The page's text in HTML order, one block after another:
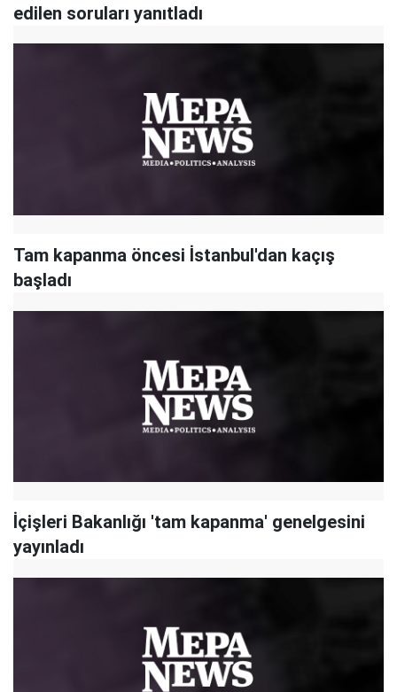
edilen soruları yanıtladı
Tam kapanma öncesi İstanbul'dan kaçış
başladı
İçişleri Bakanlığı 'tam kapanma' genelgesini
yayınladı